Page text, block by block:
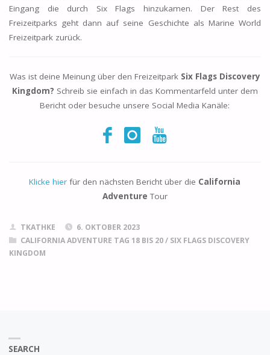
Eingang die durch Six Flags hinzukamen. Der Rest des
Freizeitparks geht dann auf seine Geschichte als Marine World
Freizeitpark zurück.
Was ist deine Meinung über den Freizeitpark Six Flags Discovery
Kingdom? Schreib sie einfach in das Kommentarfeld unter dem
Bericht oder besuche unsere Social Media Kanäle:
Klicke hier für den nächsten Bericht über die California
Adventure Tour
TKATHKE
6. OKTOBER 2023
CALIFORNIA ADVENTURE TAG 18 BIS 20/ SIX FLAGS DISCOVERY
KINGDOM
SEARCH